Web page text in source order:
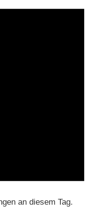
an diesem Tag.